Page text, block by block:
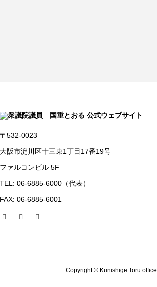
〒532-0023
大阪市淀川区十三東1丁目17番19号
ファルコンビル 5F
TEL: 06-6885-6000（代表）
FAX: 06-6885-6001
Copyright © Kunishige Toru office.